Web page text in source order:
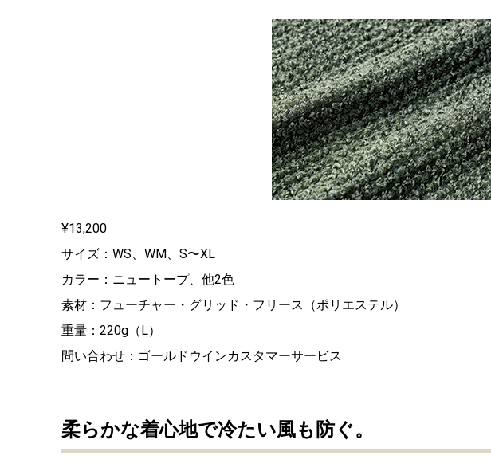
¥13,200
サイズ：WS、WM、S〜XL
カラー：ニュートープ、他2色
素材：フューチャー・グリッド・フリース（ポリエステル）
重量：220g（L）
問い合わせ：ゴールドウインカスタマーサービス
柔らかな着心地で冷たい風も防ぐ。